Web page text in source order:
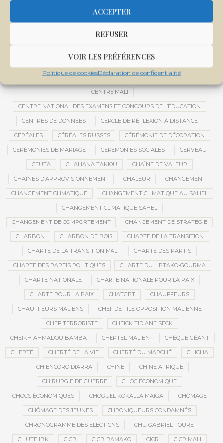
ACCEPTER
REFUSER
VOIR LES PRÉFÉRENCES
Politique de cookiesDéclaration de confidentialité
CENTRALE SOLAIRE DE SANANKOROBA
CENTRE INTERNATIONAL DE CONFÉRENCES DE BAMAKO
CENTRE MALI
CENTRE NATIONAL DES EXAMENS ET CONCOURS DE L’ÉDUCATION
CENTRES DE DONNÉES CERCLE DE RÉFLEXION À DISTANCE
CÉRÉALES CÉRÉALES RUSSES CÉRÉMONIE DE DÉCORATION
CÉRÉMONIES DE MARIAGE CÉRÉMONIES SOCIALES CERVEAU
CEUTA CHAHANA TAKIOU CHAÎNE DE VALEUR
CHAÎNES D’APPROVISIONNEMENT CHALEUR CHANGEMENT
CHANGEMENT CLIMATIQUE CHANGEMENT CLIMATIQUE AU SAHEL
CHANGEMENT CLIMATIQUE SAHEL
CHANGEMENT DE COMPORTEMENT CHANGEMENT DE STRATÉGIE
CHARBON CHARBON DE BOIS CHARTE DE LA TRANSITION
CHARTE DE LA TRANSITION MALI CHARTE DES PARTIS
CHARTE DES PARTIS POLITIQUES CHARTE DU LIPTAKO-GOURMA
CHARTE NATIONALE CHARTE NATIONALE POUR LA PAIX
CHARTE POUR LA PAIX CHATGPT CHAUFFEURS
CHAUFFEURS MALIENS CHEF DE FILE OPPOSITION MALIENNE
CHEF TERRORISTE CHEICK TIDIANE SECK
CHEIKH AHMADOU BAMBA CHEPTEL MALIEN CHÈQUE GÉANT
CHERTÉ CHERTÉ DE LA VIE CHERTÉ DU MARCHÉ CHICHA
CHIENCORO DIARRA CHINE CHINE AFRIQUE
CHIRURGIE DE GUERRE CHOC ÉCONOMIQUE
CHOCS ÉCONOMIQUES CHOGUEL KOKALLA MAÏGA CHÔMAGE
CHÔMAGE DES JEUNES CHRONIQUEURS CONDAMNÉS
CHRONOGRAMME DES ÉLECTIONS CHU GABRIEL TOURÉ
CHUTE IBK CICB CICB BAMAKO CICR CICR MALI